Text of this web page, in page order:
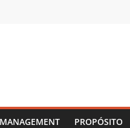
MANAGEMENT PROPÓSITO